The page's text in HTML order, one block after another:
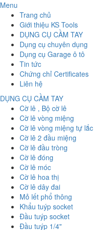
Menu
Trang chủ
Giới thiệu KS Tools
DỤNG CỤ CẦM TAY
Dụng cụ chuyên dụng
Dụng cụ Garage ô tô
Tin tức
Chứng chỉ Certificates
Liên hệ
DỤNG CỤ CẦM TAY
Cờ lê , Bộ cờ lê
Cờ lê vòng miệng
Cờ lê vòng miệng tự lắc
Cờ lê 2 đầu miệng
Cờ lê đầu tròng
Cờ lê đóng
Cờ lê móc
Cờ lê hoa thị
Cờ lê dây đai
Mỏ lết phổ thông
Khẩu tuýp socket
Đầu tuýp socket
Đầu tuýp 1/4"